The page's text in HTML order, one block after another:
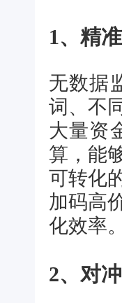
1、精
无数据
词、不
大量资
算，能
可转化
加码高
化效率。
2、对